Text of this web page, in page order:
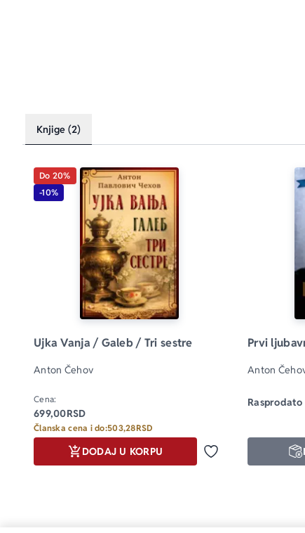
Knjige (2)
Do 20%
-10%
Ujka Vanja / Galeb / Tri sestre
Anton Čehov
Cena:
699,00RSD
Članska cena i do:503,28RSD
Dodaj u omiljene
DODAJ U KORPU
Prvi
Anton
Rasprodato